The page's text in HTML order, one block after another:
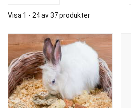
Visa 1 - 24 av 37 produkter